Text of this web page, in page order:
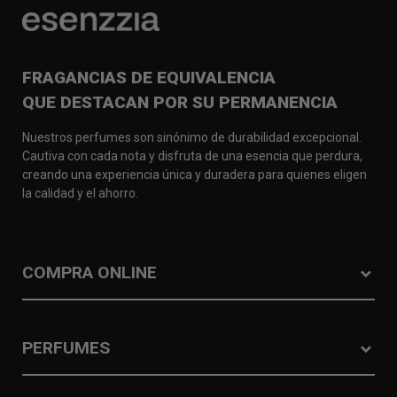
FRAGANCIAS DE EQUIVALENCIA
QUE DESTACAN POR SU PERMANENCIA
Nuestros perfumes son sinónimo de durabilidad excepcional.
Cautiva con cada nota y disfruta de una esencia que perdura,
creando una experiencia única y duradera para quienes eligen
la calidad y el ahorro.
COMPRA ONLINE
PERFUMES